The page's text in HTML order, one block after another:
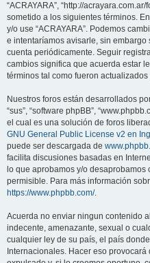
“ACRAYARA”, “http://
sometido a los siguientes términos.
y/o use “ACRAYARA”. Podemos
e intentaríamos avisarle, sin
cuenta periódicamente. Seguir
cambios significa que acuerda estar
términos tal como fueron
Nuestros foros están desarrollados
“sus”, “software phpBB”,
el cual es una solución de foros
GNU General Public License v2 en
puede ser descargada de
facilita discusiones basadas en
lo que aprobamos y/o
permisible. Para más información
https://www.phpbb.com/.
Acuerda no enviar ningun contenido
indecente, amenazante, sexual o
cualquier ley de su país, el país
Internacionales. Hacer eso